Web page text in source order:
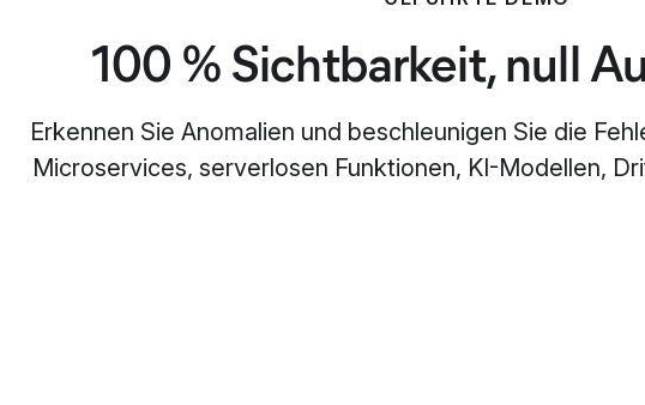
100 % Sichtbarkeit, null
Erkennen Sie Anomalien und beschleunigen Sie die
Microservices, serverlosen Funktionen, KI-Modellen,